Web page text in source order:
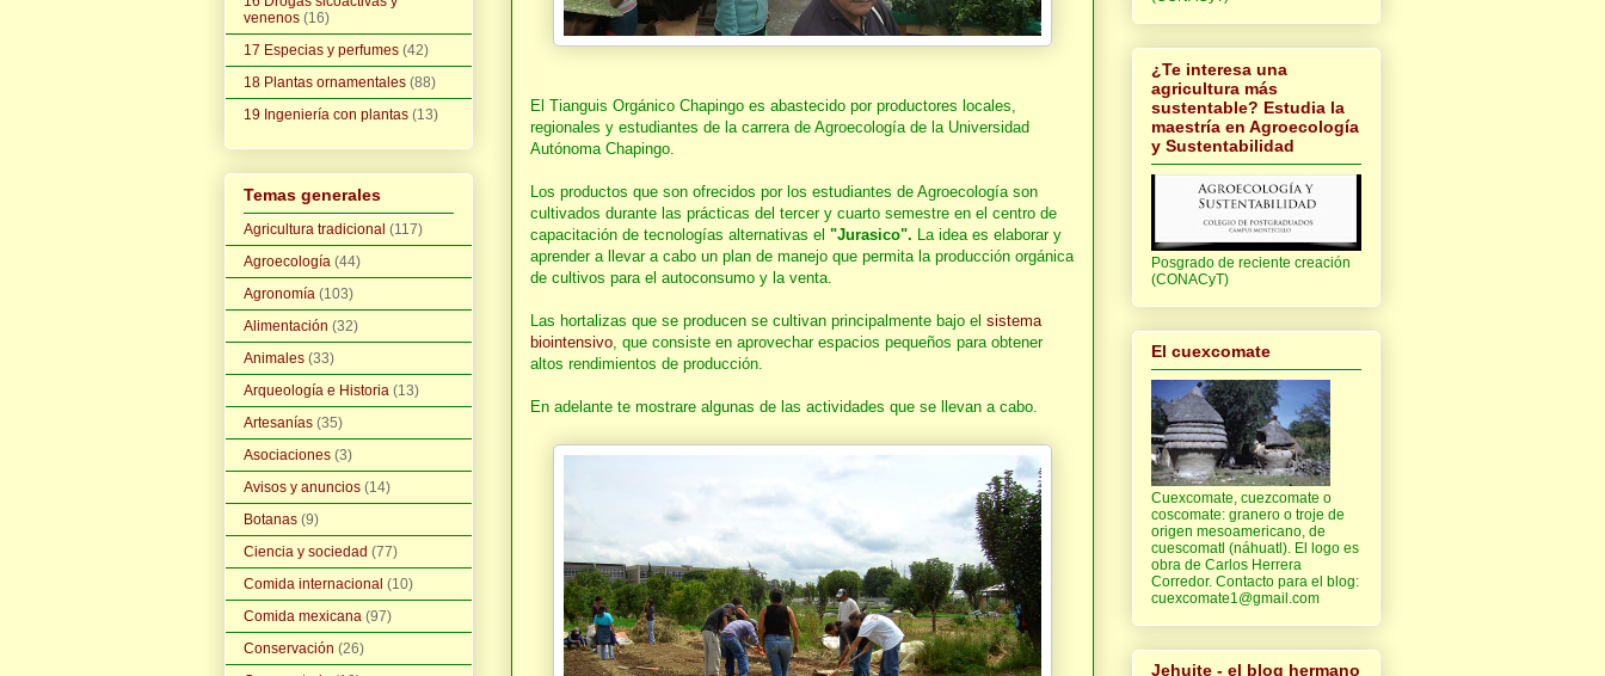
El Tianguis Orgánico Chapingo es abastecido por productores locales,
regionales y estudiantes de la carrera de Agroecología de la Universidad
Autónoma Chapingo.
Los productos que son ofrecidos por los estudiantes de Agroecología son
cultivados durante las prácticas del tercer y cuarto semestre en el centro de
capacitación de tecnologías alternativas el "Jurasico". La idea es elaborar y
aprender a llevar a cabo un plan de manejo que permita la producción orgánica
de cultivos para el autoconsumo y la venta.
Las hortalizas que se producen se cultivan principalmente bajo el sistema
biointensivo, que consiste en aprovechar espacios pequeños para obtener
altos rendimientos de producción.
En adelante te mostrare algunas de las actividades que se llevan a cabo.
venenos (16)
17 Especias y perfumes (42)
18 Plantas ornamentales (88)
19 Ingeniería con plantas (13)
Temas generales
Agricultura tradicional (117)
Agroecología (44)
Agronomía (103)
Alimentación (32)
Animales (33)
Arqueología e Historia (13)
Artesanías (35)
Asociaciones (3)
Avisos y anuncios (14)
Botanas (9)
Ciencia y sociedad (77)
Comida internacional (10)
Comida mexicana (97)
Conservación (26)
¿Te interesa una
agricultura más
sustentable? Estudia la
maestría en Agroecología
y Sustentabilidad
Posgrado de reciente creación
(CONACyT)
El cuexcomate
Cuexcomate, cuezcomate o
coscomate: granero o troje de
origen mesoamericano, de
cuescomatl (náhuatl). El logo es
obra de Carlos Herrera
Corredor. Contacto para el blog:
cuexcomate1@gmail.com
Jehuite - el blog hermano